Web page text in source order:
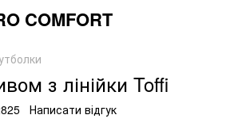
COMFORT
з лінійки Toffi
Написати відгук